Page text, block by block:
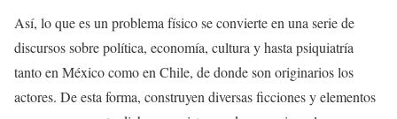
Así, lo que es un problema físico se convierte en una serie de
discursos sobre política, economía, culturay hasta psiquiatría
tanto en México como en Chile, de donde son originarios los
actores. De esta forma, construyen diversas ficciones y elementos